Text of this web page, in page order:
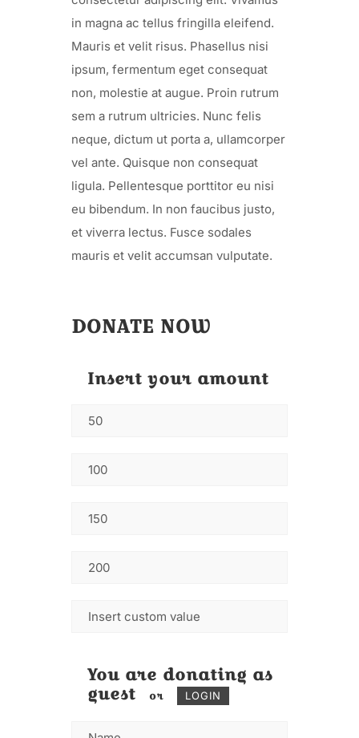
in magna ac tellus fringilla eleifend.
Mauris et velit risus. Phasellus nisi
ipsum, fermentum eget consequat
non, molestie at augue. Proin rutrum
sem a rutrum ultricies. Nunc felis
neque, dictum ut porta a, ullamcorper
vel ante. Quisque non consequat
ligula. Pellentesque porttitor eu nisi
eu bibendum. In non faucibus justo,
et viverra lectus. Fusce sodales
mauris et velit accumsan vulputate.
DONATE NOW
Insert your amount
You are donating as
guest
or LOGIN